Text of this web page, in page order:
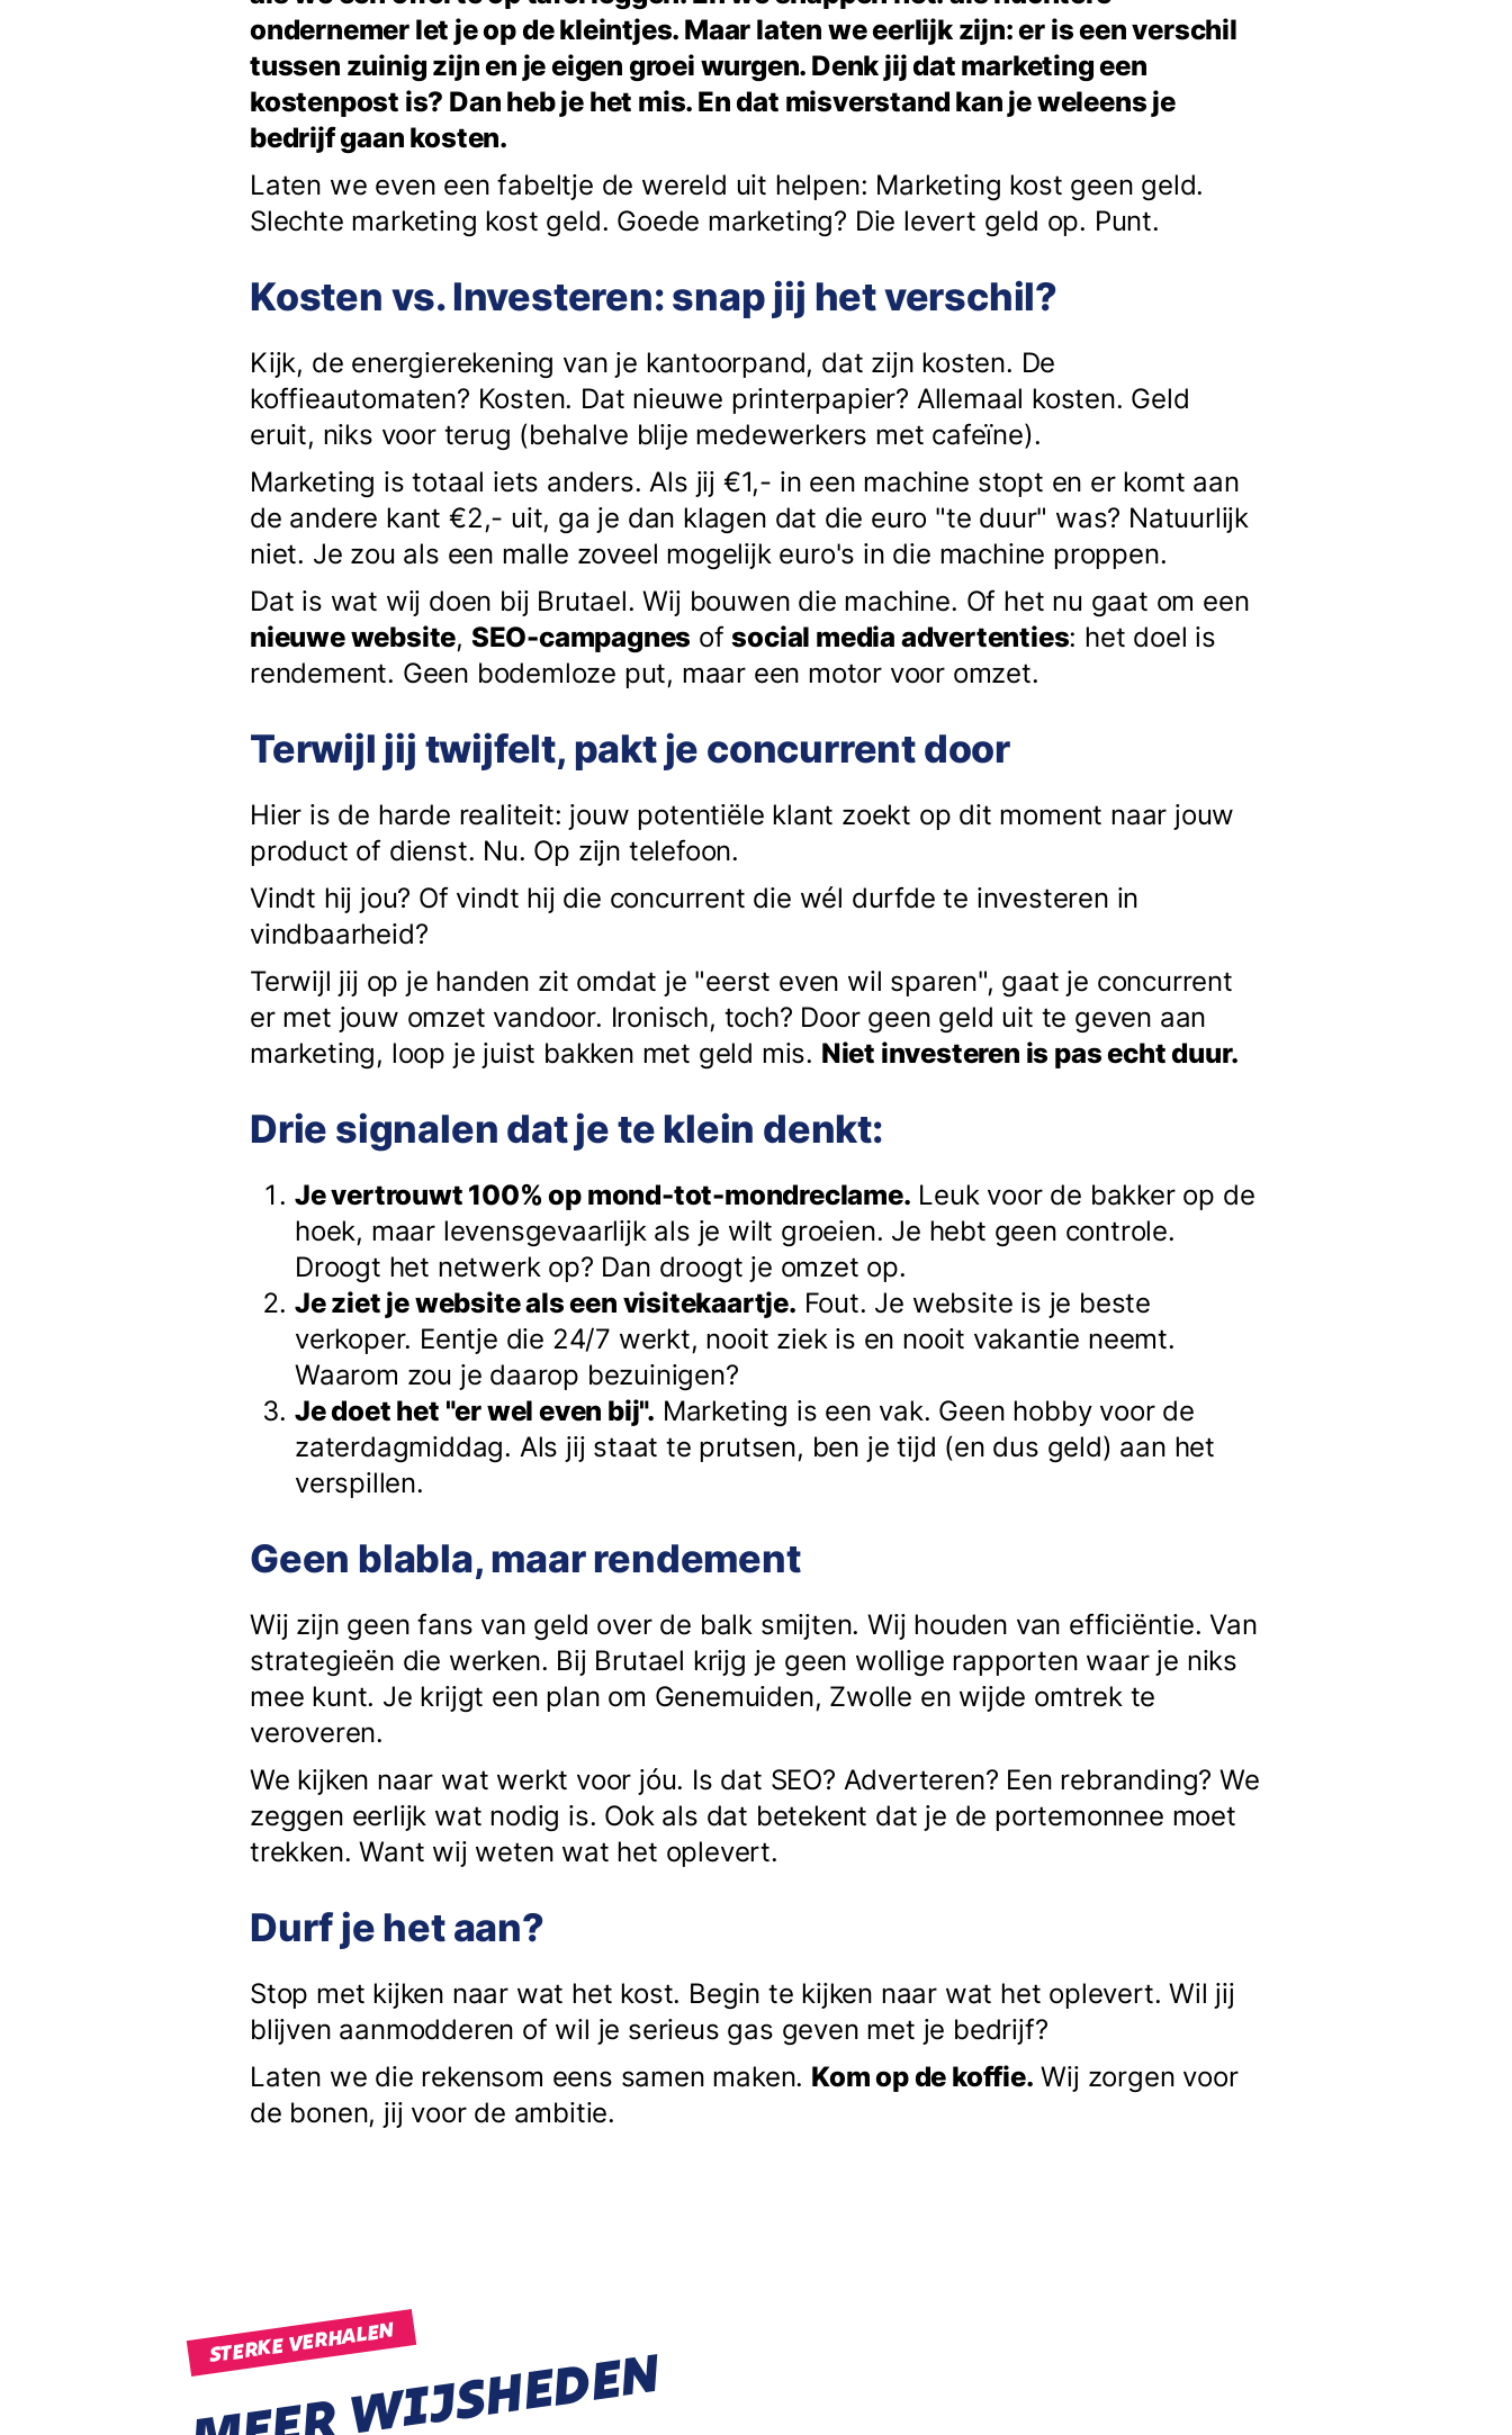
ondernemer let je op de kleintjes. Maar laten we eerlijk zijn: er is een verschil
tussen zuinig zijn en je eigen groei wurgen. Denk jij dat marketing een
kostenpost is? Dan heb je het mis. En dat misverstand kan je weleens je
bedrijf gaan kosten.
Laten we even een fabeltje de wereld uit helpen: Marketing kost geen geld.
Slechte marketing kost geld. Goede marketing? Die levert geld op. Punt.
Kosten vs. Investeren: snap jij het verschil?
Kijk, de energierekening van je kantoorpand, dat zijn kosten. De
koffieautomaten? Kosten. Dat nieuwe printerpapier? Allemaal kosten. Geld
eruit, niks voor terug (behalve blije medewerkers met cafeïne).
Marketing is totaal iets anders. Als jij €1,- in een machine stopt en er komt aan
de andere kant €2,- uit, ga je dan klagen dat die euro "te duur" was? Natuurlijk
niet. Je zou als een malle zoveel mogelijk euro's in die machine proppen.
Dat is wat wij doen bij Brutael. Wij bouwen die machine. Of het nu gaat om een
nieuwe website, SEO-campagnes ofsocial media advertenties: het doel is
rendement. Geen bodemloze put, maar een motor voor omzet.
Terwijl jij twijfelt, pakt je concurrent door
Hier is de harde realiteit: jouw potentiële klant zoekt op dit moment naar jouw
product of dienst. Nu. Op zijn telefoon.
Vindt hij jou? Of vindt hij die concurrent die wél durfde te investeren in
vindbaarheid?
Terwijl jij op je handen zit omdat je "eerst even wil sparen", gaat je concurrent
er met jouw omzet vandoor. Ironisch, toch? Door geen geld uit te geven aan
marketing, loop je juist bakken met geld mis. Niet investeren is pas echt duur.
Drie signalen dat je te klein denkt:
Je vertrouwt 100% op mond-tot-mondreclame. Leuk voor de bakker op de
hoek, maar levensgevaarlijk als je wilt groeien. Je hebt geen controle.
Droogt het netwerk op? Dan droogt je omzet op.
Je ziet je website als een visitekaartje. Fout. Je website is je beste
verkoper. Eentje die 24/7 werkt, nooit ziek is en nooit vakantie neemt.
Waarom zou je daarop bezuinigen?
Je doet het "er wel even bij". Marketing is een vak. Geen hobby voor de
zaterdagmiddag. Als jij staat te prutsen, ben je tijd (en dus geld) aan het
verspillen.
Geen blabla, maar rendement
Wij zijn geen fans van geld over de balk smijten. Wij houden van efficiëntie. Van
strategieën die werken. Bij Brutael krijg je geen wollige rapporten waar je niks
mee kunt. Je krijgt een plan om Genemuiden, Zwolle en wijde omtrek te
veroveren.
We kijken naar wat werkt voor jóu. Is dat SEO? Adverteren? Een rebranding? We
zeggen eerlijk wat nodig is. Ook als dat betekent dat je de portemonnee moet
trekken. Want wij weten wat het oplevert.
Durf je het aan?
Stop met kijken naar wat het kost. Begin te kijken naar wat het oplevert. Wil jij
blijven aanmodderen of wil je serieus gas geven met je bedrijf?
Laten we die rekensom eens samen maken. Kom op de koffie. Wij zorgen voor
de bonen, jij voor de ambitie.
STERKE VERHALEN
MEER WIJSHEDEN